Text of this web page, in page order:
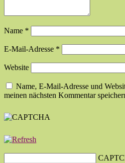
Name *
E-Mail-Adresse *
Website
Name, E-Mail-Adresse und
meinen nächsten Kommentar